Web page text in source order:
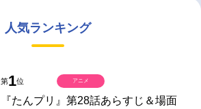
人気ランキング
第1位
『たんプリ』第28話あらすじ＆場面
アニメ